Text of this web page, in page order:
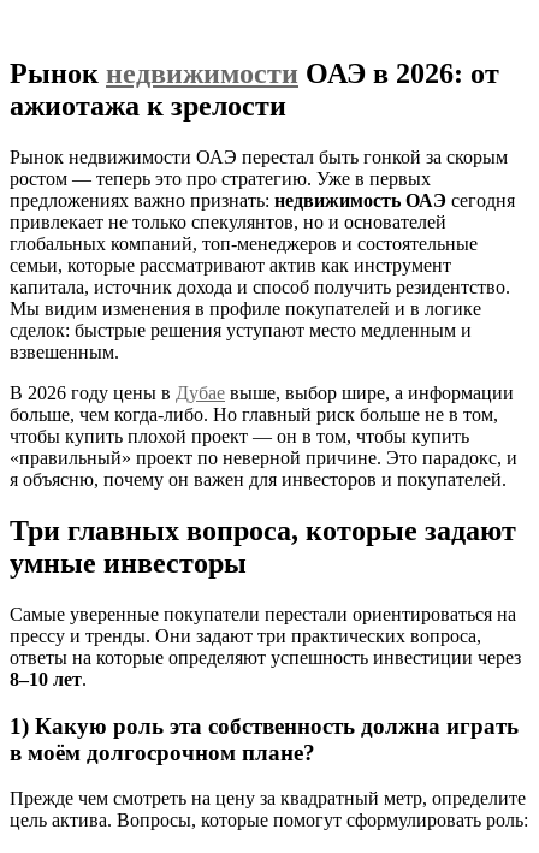
Рынок недвижимости ОАЭ в 2026: от
ажиотажа к зрелости
Рынок недвижимости ОАЭ перестал быть гонкой за скорым
ростом — теперь это про стратегию. Уже в первых
предложениях важно признать: недвижимость ОАЭ сегодня
привлекает не только спекулянтов, но и основателей
глобальных компаний, топ‑менеджеров и состоятельные
семьи, которые рассматривают актив как инструмент
капитала, источник дохода и способ получить резидентство.
Мы видим изменения в профиле покупателей и в логике
сделок: быстрые решения уступают место медленным и
взвешенным.
В 2026 году цены в Дубае выше, выбор шире, а информации
больше, чем когда‑либо. Но главный риск больше не в том,
чтобы купить плохой проект — он в том, чтобы купить
«правильный» проект по неверной причине. Это парадокс, и
я объясню, почему он важен для инвесторов и покупателей.
Три главных вопроса, которые задают
умные инвесторы
Самые уверенные покупатели перестали ориентироваться на
прессу и тренды. Они задают три практических вопроса,
ответы на которые определяют успешность инвестиции через
8–10 лет.
1) Какую роль эта собственность должна играть
в моём долгосрочном плане?
Прежде чем смотреть на цену за квадратный метр, определите
цель актива. Вопросы, которые помогут сформулировать роль: